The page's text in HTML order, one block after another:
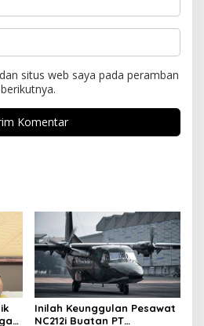
situs web saya pada peramban
Inilah Keunggulan Pesawat
NC212i Buatan PT